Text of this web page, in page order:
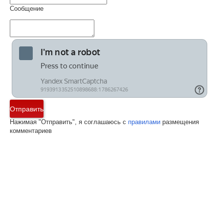
Сообщение
Отправить
Нажимая "Отправить", я соглашаюсь с правилами размещения
комментариев